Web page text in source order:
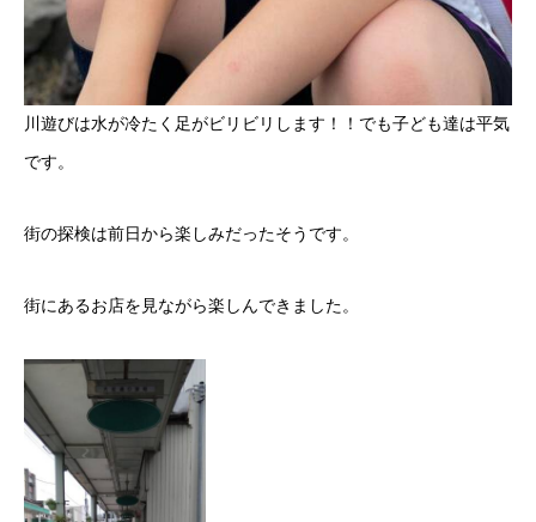
川遊びは水が冷たく足がビリビリします！！でも子ども達は平気
です。
街の探検は前日から楽しみだったそうです。
街にあるお店を見ながら楽しんできました。